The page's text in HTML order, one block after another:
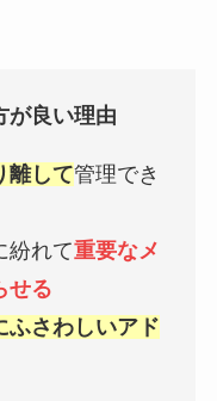
が良い理由
離して管理でき
紛れて重要なメ
せる
ふさわしいアド